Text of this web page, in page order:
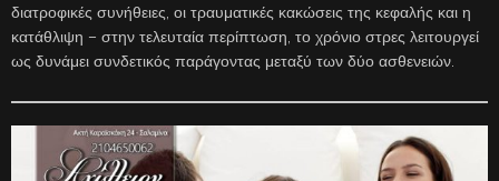
διατροφικές συνήθειες, οι τραυματικές κακώσεις της κεφαλής και η
κατάθλιψη – στην τελευταία περίπτωση, το χρόνιο στρες λειτουργεί
ως δυνάμει συνδετικός παράγοντας μεταξύ των δύο ασθενειών.